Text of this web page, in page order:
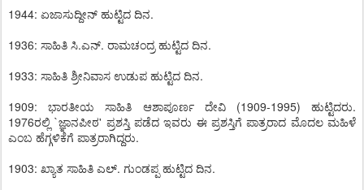
1944: ಏಜಾಸುದ್ದೀನ್ ಹುಟ್ಟಿದ ದಿನ.
1936: ಸಾಹಿತಿ ಸಿ.ಎನ್. ರಾಮಚಂದ್ರ ಹುಟ್ಟಿದ ದಿನ.
1933: ಸಾಹಿತಿ ಶ್ರೀನಿವಾಸ ಉಡುಪ ಹುಟ್ಟಿದ ದಿನ.
1909: ಭಾರತೀಯ ಸಾಹಿತಿ ಆಶಾಪೂರ್ಣ ದೇವಿ (1909-1995) ಹುಟ್ಟಿದರು.
1976ರಲ್ಲಿ `ಜ್ಞಾನಪೀಠ' ಪ್ರಶಸ್ತಿ ಪಡೆದ ಇವರು ಈ ಪ್ರಶಸ್ತಿಗೆ ಪಾತ್ರರಾದ ಮೊದಲ ಮಹಿಳೆ
ಎಂಬ ಹೆಗ್ಗಳಿಕೆಗೆ ಪಾತ್ರರಾಗಿದ್ದರು.
1903: ಖ್ಯಾತ ಸಾಹಿತಿ ಎಲ್. ಗುಂಡಪ್ಪ ಹುಟ್ಟಿದ ದಿನ.